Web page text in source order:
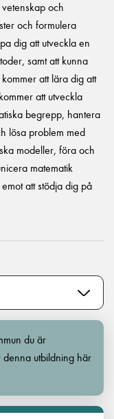
och
och formulera
dig att utveckla en
samt att kunna
att lära dig att
att utveckla
begrepp, hantera
lösa problem med
modeller, föra och
matematik
att stödja dig på
du är
utbildning här